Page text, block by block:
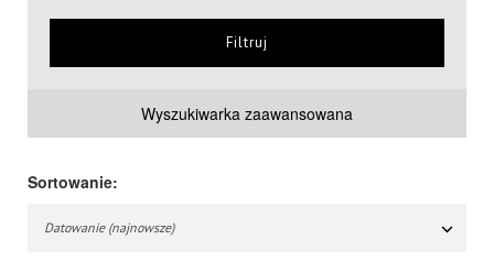
Filtruj
Wyszukiwarka zaawansowana
Sortowanie:
Datowanie (najnowsze)